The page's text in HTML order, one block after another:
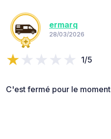
ermarq
28/03/2026
1/5
C'est fermé pour le moment